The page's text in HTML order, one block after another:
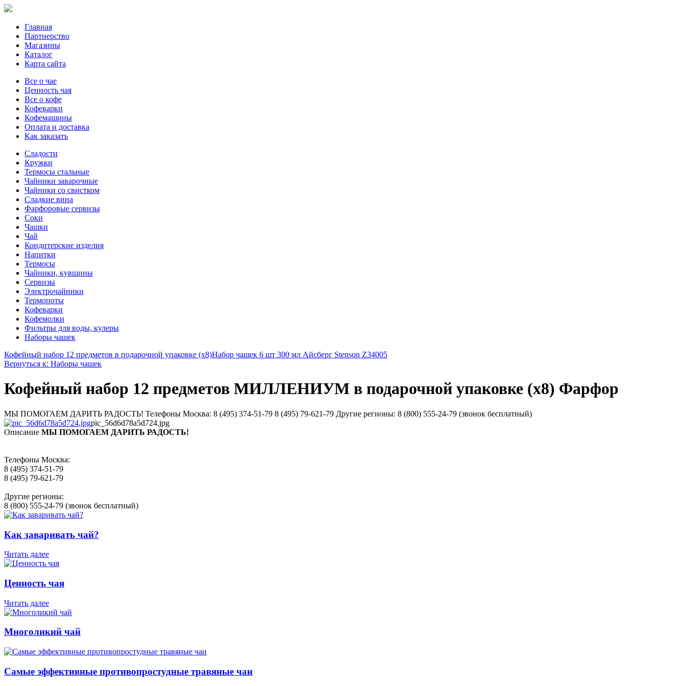
Главная
Партнерство
Магазины
Каталог
Карта сайта
Все о чае
Ценность чая
Все о кофе
Кофеварки
Кофемашины
Оплата и доставка
Как заказать
Сладости
Кружки
Термосы стальные
Чайники заварочные
Чайники со свистком
Сладкие вина
Фарфоровые сервизы
Соки
Чашки
Чай
Кондитерские изделия
Напитки
Термосы
Чайники, кувшины
Сервизы
Электрочайники
Термопоты
Кофеварки
Кофемолки
Фильтры для воды, кулеры
Наборы чашек
Кофейный набор 12 предметов в подарочной упаковке (х8)Набор чашек 6 шт 300 мл Айсберг Stenson Z34005
Вернуться к: Наборы чашек
Кофейный набор 12 предметов МИЛЛЕНИУМ в подарочной упаковке (х8) Фарфор
МЫ ПОМОГАЕМ ДАРИТЬ РАДОСТЬ! Телефоны Москва: 8 (495) 374-51-79 8 (495) 79-621-79 Другие регионы: 8 (800) 555-24-79 (звонок бесплатный)
pic_56d6d78a5d724.jpg
Описание МЫ ПОМОГАЕМ ДАРИТЬ РАДОСТЬ!
Телефоны Москва:
8 (495) 374-51-79
8 (495) 79-621-79
Другие регионы:
8 (800) 555-24-79 (звонок бесплатный)
Как заваривать чай?
Читать далее
Ценность чая
Читать далее
Многоликий чай
Самые эффективные противопростудные травяные чаи